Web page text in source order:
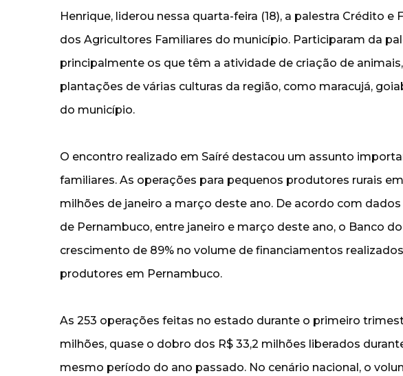
Henrique, liderou nessa quarta-feira (18), a palestra Crédito e
dos Agricultores Familiares do município. Participaram da
principalmente os que têm a atividade de criação de
plantações de várias culturas da região, como maracujá,
do município.
O encontro realizado em Saíré destacou um assunto
familiares. As operações para pequenos produtores rurais
milhões de janeiro a março deste ano. De acordo com
de Pernambuco, entre janeiro e março deste ano, o Banco
crescimento de 89% no volume de financiamentos
produtores em Pernambuco.
As 253 operações feitas no estado durante o primeiro
milhões, quase o dobro dos R$ 33,2 milhões liberados
mesmo período do ano passado. No cenário nacional, o